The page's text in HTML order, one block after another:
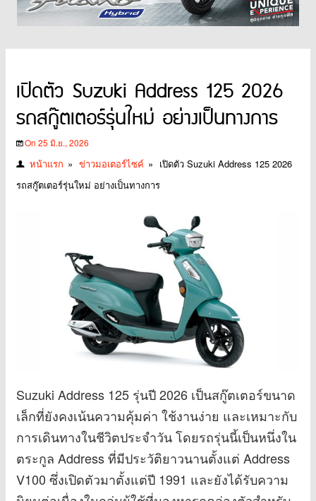
เปิดตัว Suzuki Address 125 2026
รถสกู๊ตเตอร์รุ่นใหม่ อย่างเป็นทางการ
On 25 มิ.ย., 2026
หน้าแรก » ข่าวมอเตอร์ไซค์ » เปิดตัว Suzuki Address 125 2026
รถสกู๊ตเตอร์รุ่นใหม่ อย่างเป็นทางการ
Suzuki Address 125 รุ่นปี 2026 เป็นสกู๊ตเตอร์ขนาด
เล็กที่ยังคงเน้นความคุ้มค่า ใช้งานง่าย และเหมาะกับ
การเดินทางในชีวิตประจำวัน โดยรถรุ่นนี้เป็นหนึ่งใน
ตระกูล Address ที่มีประวัติยาวนานตั้งแต่ Address
V100 ซึ่งเปิดตัวมาตั้งแต่ปี 1991 และยังได้รับความ